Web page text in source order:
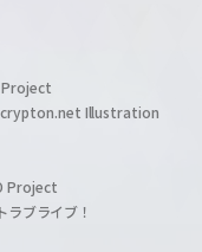
Project
Illustration
Project
ブライブ！